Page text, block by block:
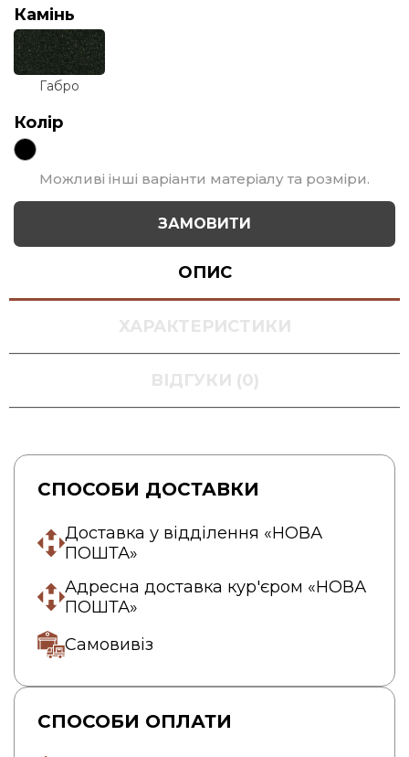
Камінь
Габро
Колір
Можливі інші варіанти матеріалу та розміри.
ЗАМОВИТИ
ОПИС
ХАРАКТЕРИСТИКИ
ВІДГУКИ (0)
СПОСОБИ ДОСТАВКИ
Доставка у відділення «НОВА
ПОШТА»
Адресна доставка кур'єром «НОВА
ПОШТА»
Самовивіз
СПОСОБИ ОПЛАТИ